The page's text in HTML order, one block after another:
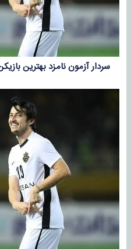
سردار آزمون نامزد بهترین